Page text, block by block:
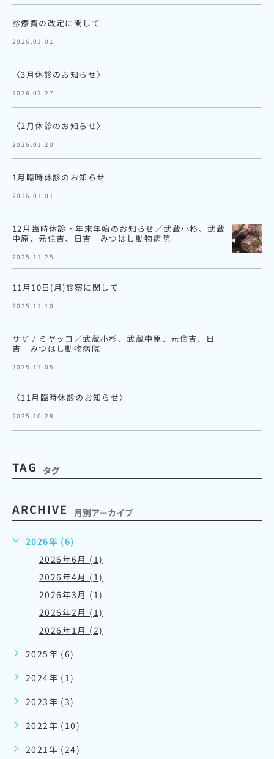
診療費の改定に関して
2026.03.01
〈3月休診のお知らせ〉
2026.02.27
〈2月休診のお知らせ〉
2026.01.20
1月臨時休診のお知らせ
2026.01.01
12月臨時休診・年末年始のお知らせ／武蔵小杉、武蔵
中原、元住吉、日吉 みつはし動物病院
2025.11.25
11月10日(月)診察に関して
2025.11.10
サザナミヤッコ／武蔵小杉、武蔵中原、元住吉、日
吉 みつはし動物病院
2025.11.05
〈11月臨時休診のお知らせ〉
2025.10.28
TAG タグ
ARCHIVE 月別アーカイブ
2026年 (6)
2026年6月 (1)
2026年4月 (1)
2026年3月 (1)
2026年2月 (1)
2026年1月 (2)
2025年 (6)
2024年 (1)
2023年 (3)
2022年 (10)
2021年 (24)